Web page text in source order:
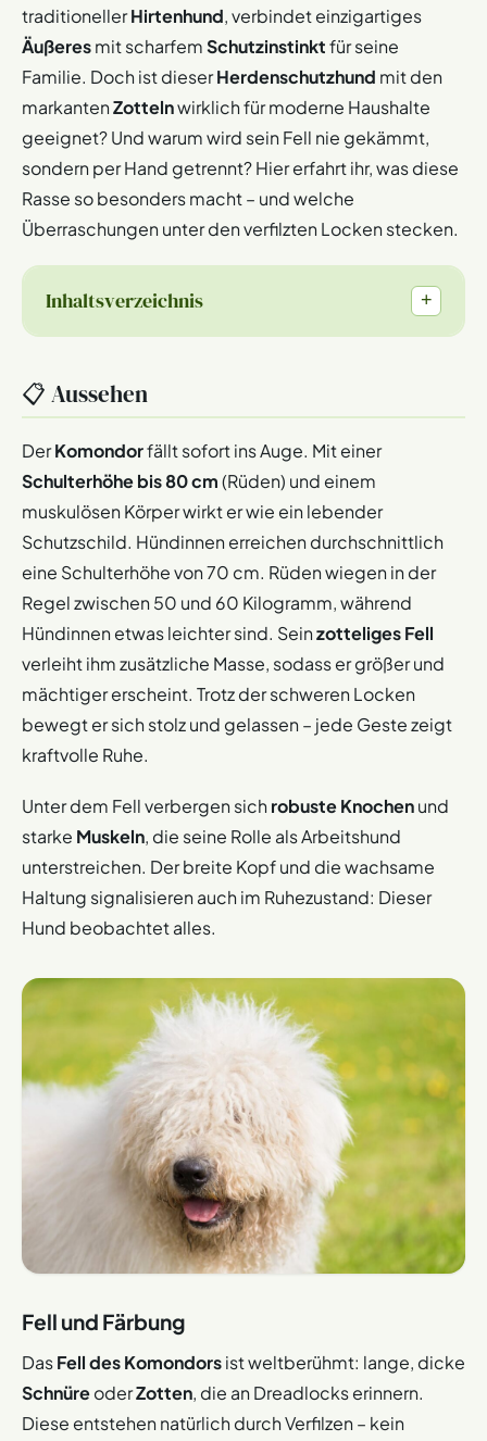
traditionellerHirtenhund, verbindet einzigartiges
Äußeresmit scharfemSchutzinstinktfür seine
Familie. Doch ist dieserHerdenschutzhund mit den
markantenZottelnwirklich für moderne Haushalte
geeignet? Und warum wird sein Fell nie gekämmt,
sondern per Hand getrennt? Hier erfahrt ihr, was diese
Rasse so besonders macht – und welche
Überraschungen unter den verfilzten Locken stecken.
Inhaltsverzeichnis +
📋 Aussehen
DerKomondorfällt sofort ins Auge. Mit einer
Schulterhöhe bis 80 cm(Rüden) und einem
muskulösen Körper wirkt er wie ein lebender
Schutzschild. Hündinnen erreichen durchschnittlich
eine Schulterhöhe von 70 cm. Rüden wiegen in der
Regel zwischen 50 und 60 Kilogramm, während
Hündinnen etwas leichter sind. Seinzotteliges Fell
verleiht ihm zusätzliche Masse, sodass er größer und
mächtiger erscheint. Trotz der schweren Locken
bewegt er sich stolz und gelassen – jede Geste zeigt
kraftvolle Ruhe.
Unter dem Fell verbergen sichrobuste Knochenund
starke Muskeln, die seine Rolle als Arbeitshund
unterstreichen. Der breite Kopf und die wachsame
Haltung signalisieren auch im Ruhezustand: Dieser
Hund beobachtet alles.
Fell und Färbung
DasFell des Komondorsist weltberühmt: lange, dicke
SchnüreoderZotten, die an Dreadlocks erinnern.
Diese entstehen natürlich durch Verfilzen – kein